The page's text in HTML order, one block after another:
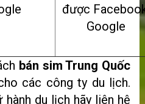
được
Google
bán sim Trung Quốc
các công ty du lịch.
du lịch hãy liên hệ